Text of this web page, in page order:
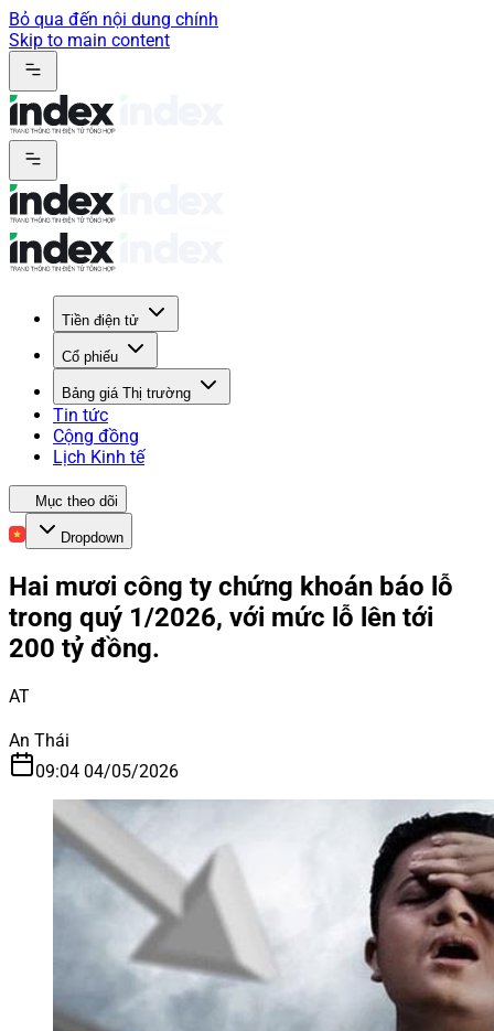
Bỏ qua đến nội dung chính
Skip to main content
Tiền điện tử
Cổ phiếu
Bảng giá Thị trường
Tin tức
Cộng đồng
Lịch Kinh tế
Mục theo dõi
Dropdown
Hai mươi công ty chứng khoán báo lỗ
trong quý 1/2026, với mức lỗ lên tới
200 tỷ đồng.
AT
An Thái
09:04 04/05/2026